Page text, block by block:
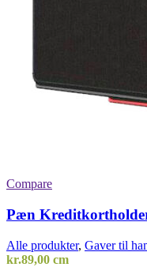
Compare
Pæn
Alle produkter, Gaver til
kr.89,00 cm